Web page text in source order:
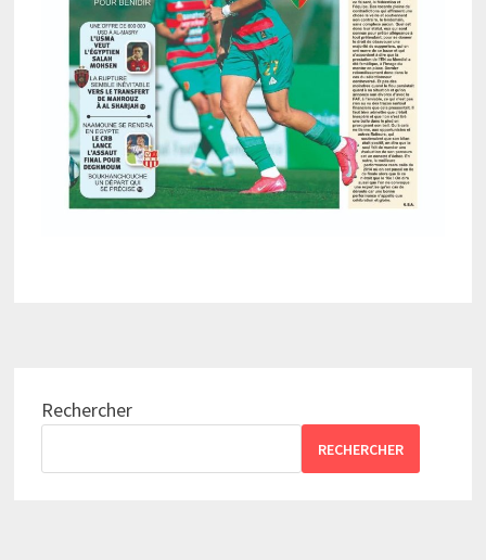
Rechercher
RECHERCHER